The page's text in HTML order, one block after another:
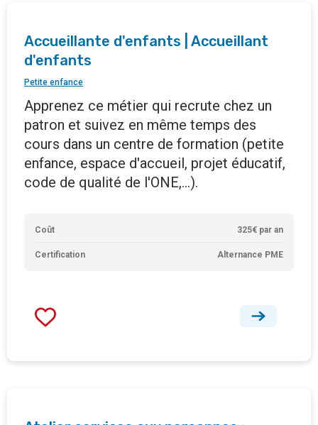
Accueillante d'enfants | Accueillant
d'enfants
Petite enfance
Apprenez ce métier qui recrute chez un
patron et suivez en même temps des
cours dans un centre de formation (petite
enfance, espace d'accueil, projet éducatif,
code de qualité de l'ONE,...).
Coût 325€ par an
Certification Alternance PME